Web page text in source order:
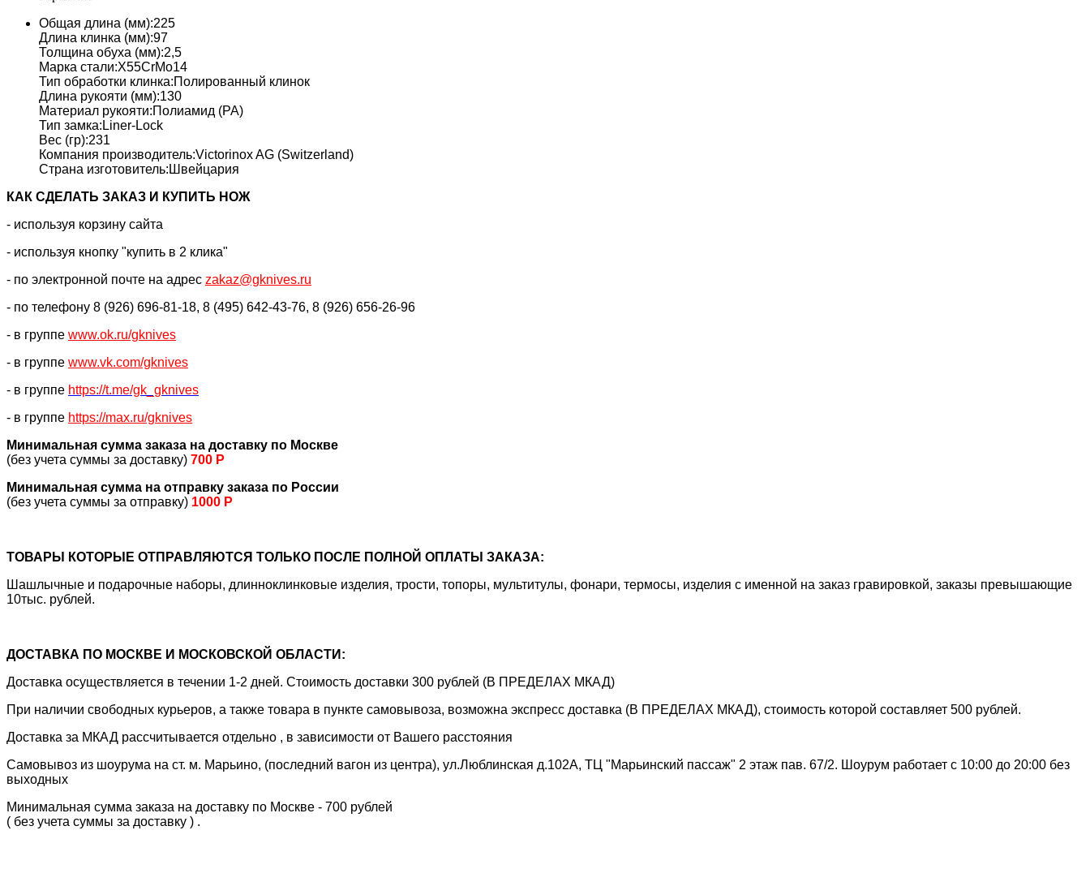
Общая длина (мм):225
Длина клинка (мм):97
Толщина обуха (мм):2,5
Марка стали:X55CrMo14
Тип обработки клинка:Полированный клинок
Длина рукояти (мм):130
Материал рукояти:Полиамид (PA)
Тип замка:Liner-Lock
Вес (гр):231
Компания производитель:Victorinox AG (Switzerland)
Страна изготовитель:Швейцария
КАК CДЕЛАТЬ ЗАКАЗ И КУПИТЬ НОЖ
- используя корзину сайта
- используя кнопку "купить в 2 клика"
- по электронной почте на адрес zakaz@gknives.ru
- по телефону 8 (926) 696-81-18, 8 (495) 642-43-76, 8 (926) 656-26-96
- в группе www.ok.ru/gknives
- в группе www.vk.com/gknives
- в группе https://t.me/gk_gknives
- в группе https://max.ru/gknives
Минимальная сумма заказа на доставку по Москве
(без учета суммы за доставку) 700 Р
Минимальная сумма на отправку заказа по России
(без учета суммы за отправку) 1000 Р
ТОВАРЫ КОТОРЫЕ ОТПРАВЛЯЮТСЯ ТОЛЬКО ПОСЛЕ ПОЛНОЙ ОПЛАТЫ ЗАКАЗА:
Шашлычные и подарочные наборы, длинноклинковые изделия, трости, топоры, мультитулы, фонари, термосы, изделия с именной на заказ гравировкой, заказы превышающие
10тыс. рублей.
ДОСТАВКА ПО МОСКВЕ И МОСКОВСКОЙ ОБЛАСТИ:
Доставка осуществляется в течении 1-2 дней. Стоимость доставки 300 рублей (В ПРЕДЕЛАХ МКАД)
При наличии свободных курьеров, а также товара в пункте самовывоза, возможна экспресс доставка (В ПРЕДЕЛАХ МКАД), стоимость которой составляет 500 рублей.
Доставка за МКАД рассчитывается отдельно , в зависимости от Вашего расстояния
Самовывоз из шоурума на ст. м. Марьино, (последний вагон из центра), ул.Люблинская д.102А, ТЦ "Марьинский пассаж" 2 этаж пав. 67/2. Шоурум работает с 10:00 до 20:00 без
выходных
Минимальная сумма заказа на доставку по Москве - 700 рублей
( без учета суммы за доставку ) .